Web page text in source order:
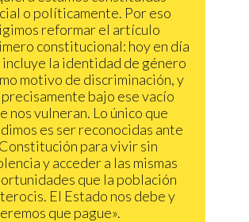
o políticamente. Por eso
reformar el artículo
constitucional: hoy en día
incluye la identidad de género
motivo de discriminación, y
precisamente bajo ese vacío
nos vulneran. Lo único que
es ser reconocidas ante
para vivir sin
y acceder a las mismas
que la población
El Estado nos debe y
que pague».